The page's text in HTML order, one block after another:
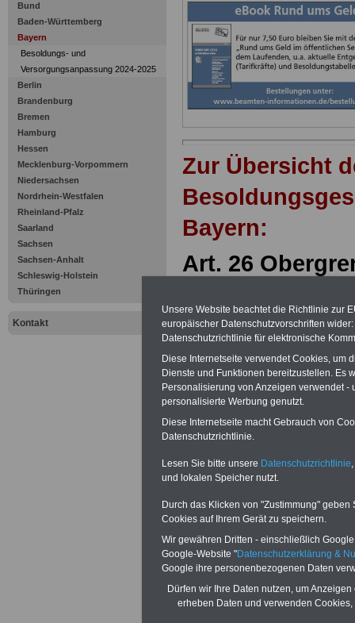
Bund
Baden-Württemberg
Bayern
Besoldungs- und
Versorgungsanpassung 2024-2025
Berlin
Brandenburg
Bremen
Hamburg
Hessen
Mecklenburg-Vorpommern
Niedersachsen
Nordrhein-Westfalen
Rheinland-Pfalz
Saarland
Sachsen
Sachsen-Anhalt
Schleswig-Holstein
Thüringen
Kontakt
Zur Übersicht
Bayern:
Art. 26
(1) Die Anteile
bei einem
Maßgabe
folgende
überschreiten:
- in der
- in den
B 2 nach
1,5 v.H.
Unsere Website beachtet die Richtlinie zur
europäischer Datenschutzvorschriften
Datenschutzrichtlinie für elektronische
Diese Internetseite verwendet Cookies, um
Dienste und Funktionen bereitzustellen. Es
Personalisierung von Anzeigen verwendet
personalisierte Werbung genutzt.
Diese Internetseite macht Gebrauch von
Datenschutzrichtlinie.
Lesen Sie bitte unsere Datenschutzrichtlinie
und lokalen Speicher nutzt.
Durch das Klicken von "Zustimmung"
Cookies auf Ihrem Gerät zu speichern.
Wir gewähren Dritten - einschließlich
Google-Website "Datenschutzerklärung &
Google ihre personenbezogenen Daten
Dürfen wir Ihre Daten nutzen, um
erheben Daten und verwenden